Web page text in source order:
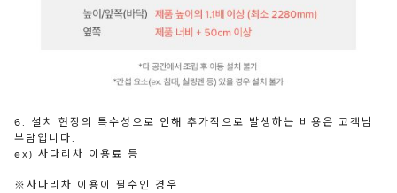
6. 설치 현장의 특수성으로 인해 추가적으로 발생하는 비용은 고객님
부담입니다.
ex) 사다리차 이용료 등
※사다리차 이용이 필수인 경우